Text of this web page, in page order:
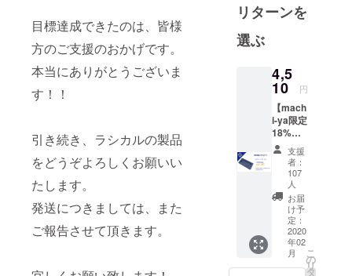
目標達成できたのは、皆様
方のご支援のおかげです。
本当にありがとうございま
す！！
引き続き、ラシカルの製品
をどうぞよろしくお願いい
たします。
発送につきましては、また
ご報告させて頂きます。
ラッピング
フィルムブ
ランド
「HAPPYKR
EUZ」を立
ち上げまし
た。 この事
業がきっか
けで何度も
中国に通う
り、2014年
にはそのブ
ランドが車
業界では有
リターンを
選ぶ
4,5
10 円
【mach
i-ya限定
18%OF
F】定価
5,500円
(税込)か
18%OF
F(990円
引き）
の4,510
円にて
お届け
致しま
支援
者：
107
人
お届
け予
定：
2020
年02
月
こ
の
リ
タ